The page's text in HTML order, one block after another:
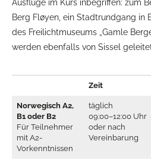
Ausflüge im Kurs inbegriffen: zum
Berg Fløyen, ein Stadtrundgang in
des Freilichtmuseums „Gamle
werden ebenfalls von Sissel
Zeit
Norwegisch A2,
B1 oder B2
Für Teilnehmer
mit A2-
Vorkenntnissen
täglich
09:00–12:00 Uhr
oder nach
Vereinbarung